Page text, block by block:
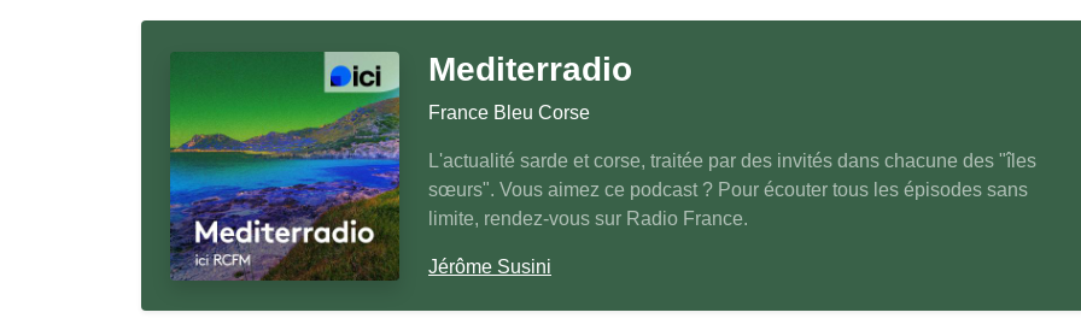
Mediterradio
France Bleu Corse
L'actualité sarde et corse, traitée par des invités dans chacune des "îles
sœurs". Vous aimez ce podcast ? Pour écouter tous les épisodes sans
limite, rendez-vous sur Radio France.
Jérôme Susini